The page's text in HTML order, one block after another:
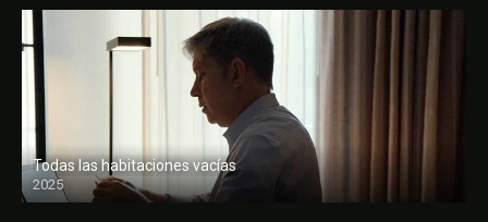
Todas las habitaciones vacías
2025
FULL HD